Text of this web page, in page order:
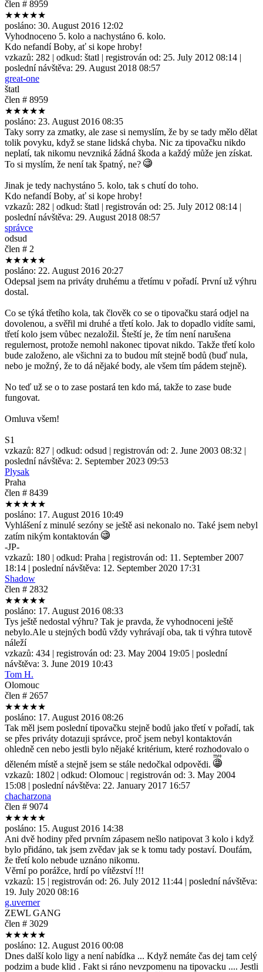
člen # 8959
★★★★★
posláno: 30. August 2016 12:02
Vyhodnoceno 5. kolo a nachystáno 6. kolo.
Kdo nefandí Boby, ať si kope hroby!
vzkazů: 282 | odkud: štatl | registrován od: 25. July 2012 08:14 |
poslední návštěva: 29. August 2018 08:57
great-one
štatl
člen # 8959
★★★★★
posláno: 23. August 2016 08:35
Taky sorry za zmatky, ale zase si nemyslím, že by se tady mělo dělat
tolik povyku, když se stane lidská chyba. Nic za tipovačku nikdo
neplatí, tak nikomu nevzniká žádná škoda a každý může jen získat.
To si myslím, že není tak špatný, ne?
Jinak je tedy nachystáno 5. kolo, tak s chutí do toho.
Kdo nefandí Boby, ať si kope hroby!
vzkazů: 282 | odkud: štatl | registrován od: 25. July 2012 08:14 |
poslední návštěva: 29. August 2018 08:57
správce
odsud
člen # 2
★★★★★
posláno: 22. August 2016 20:27
Odepsal jsem na priváty druhému a třetímu v pořadí. První už výhru
dostal.
Co se týká třetího kola, tak člověk co se o tipovačku stará odjel na
dovolenou, a svěřil mi druhé a třetí kolo. Jak to dopadlo vidíte sami,
třetí kolo jsem vůbec nezaložil. Šteští je, že tím není narušena
regulernost, protože nemohl nakonec tipovat nikdo. Takže třetí kolo
bude založeno, ale všichni za to budou mít stejně bodů (buď nula,
nebo je možný, že to dá nějaké body, ale všem tím pádem stejně).
No teď už se o to zase postará ten kdo má, takže to zase bude
fungovat.
Omluva všem!
S1
vzkazů: 827 | odkud: odsud | registrován od: 2. June 2003 08:32 |
poslední návštěva: 2. September 2023 09:53
Plysak
Praha
člen # 8439
★★★★★
posláno: 17. August 2016 10:49
Vyhlášení z minulé sezóny se ještě asi nekonalo no. Také jsem nebyl
zatím nikým kontaktován
-JP-
vzkazů: 180 | odkud: Praha | registrován od: 11. September 2007
18:14 | poslední návštěva: 12. September 2020 17:31
Shadow
člen # 2832
★★★★★
posláno: 17. August 2016 08:33
Tys ještě nedostal výhru? Tak je pravda, že vyhodnoceni ještě
nebylo.Ale u stejných bodů vždy vyhrávají oba, tak ti výhra tutově
náleží
vzkazů: 434 | registrován od: 23. May 2004 19:05 | poslední
návštěva: 3. June 2019 10:43
Tom H.
Olomouc
člen # 2657
★★★★★
posláno: 17. August 2016 08:26
Tak měl jsem poslední tipovačku stejně bodů jako třetí v pořadí, tak
se přes priváty dotazuji správce, proč jsem nebyl kontaktován
ohledně cen nebo jestli bylo nějaké kritérium, které rozhodovalo o
děleném místě a stejně jsem se stále nedočkal odpovědi.
vzkazů: 1802 | odkud: Olomouc | registrován od: 3. May 2004
15:08 | poslední návštěva: 22. January 2017 16:57
chacharzona
člen # 9074
★★★★★
posláno: 15. August 2016 14:38
Ani dvě hodiny před prvním zápasem nešlo natipovat 3 kolo i když
bylo přidáno, tak jsem zvědav jak se k tomu tady postaví. Doufám,
že třetí kolo nebude uznáno nikomu.
Věrní po porážce, hrdí po vítězství !!!
vzkazů: 15 | registrován od: 26. July 2012 11:44 | poslední návštěva:
19. July 2020 08:16
g.uverner
ZEWL GANG
člen # 3029
★★★★★
posláno: 12. August 2016 00:08
Dnes další kolo ligy a není nabídka ... Když nemáte čas dej tam celý
podzim a bude klid . Fakt si ráno nevzpomenu na tipovacku .... Jestli